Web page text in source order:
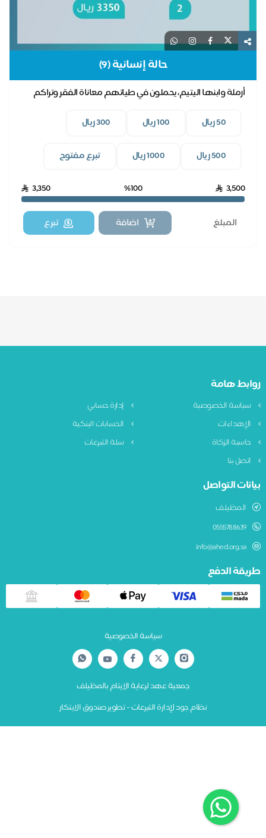
حالة إنسانية (9)
أرملة وابنها اليتيم، يحملون في طياتهم معاناة الفقر وتراكم
1000 ريال تبرع مفتوح
3,500
%100
3,350
اضافة تبرع
هامة
الخصوصية
إدارة حسابي
الحسابات البنكية
الزكاة
سلة التبرعات
بنا
التواصل
المظيلف
0555788639
info@ahed.org.sa
الدفع
سياسة الخصوصية
جمعية عهد لرعاية الايتام بالمظيلف
نظام جود لإدارة التبرعات - تطوير صندوق الابتكار